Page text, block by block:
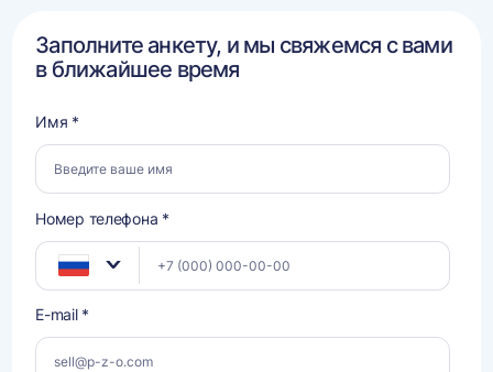
Заполните анкету, и мы свяжемся с вами
в ближайшее время
Имя *
Номер телефона *
E-mail *